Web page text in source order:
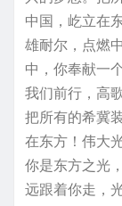
中国，屹立在
雄耐尔，点燃
中，你奉献一
我们前行，高
把所有的希冀
在东方！伟大
你是东方之光
远跟着你走，